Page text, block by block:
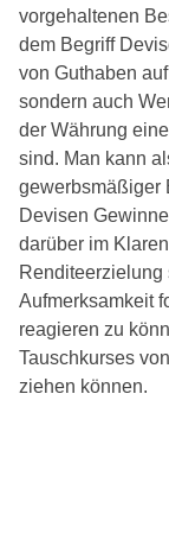
vorgehaltenen
dem Begriff
von Guthaben
sondern auch
der Währung
sind. Man kann
gewerbsmäßiger
Devisen
darüber im
Renditeerzielung
Aufmerksamkeit
reagieren zu
Tauschkurses
ziehen können.